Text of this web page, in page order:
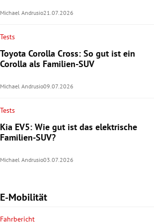
Michael Andrusio21.07.2026
Tests
Toyota Corolla Cross: So gut ist ein
Corolla als Familien-SUV
Michael Andrusio09.07.2026
Tests
Kia EV5: Wie gut ist das elektrische
Familien-SUV?
Michael Andrusio03.07.2026
E-Mobilität
Fahrbericht